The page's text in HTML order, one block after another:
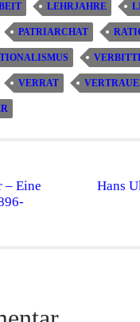
LEHRJAHRE
PATRIARCHAT
VERRAT
– Eine
Hans